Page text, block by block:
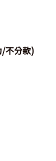
不分款)